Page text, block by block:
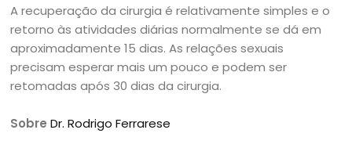
A recuperação da cirurgia é relativamente simples e o
retorno às atividades diárias normalmente se dá em
aproximadamente 15 dias. As relações sexuais
precisam esperar mais um pouco e podem ser
retomadas após 30 dias da cirurgia.
SobreDr. Rodrigo Ferrarese